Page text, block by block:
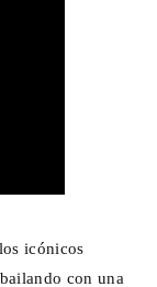
icónicos
con una